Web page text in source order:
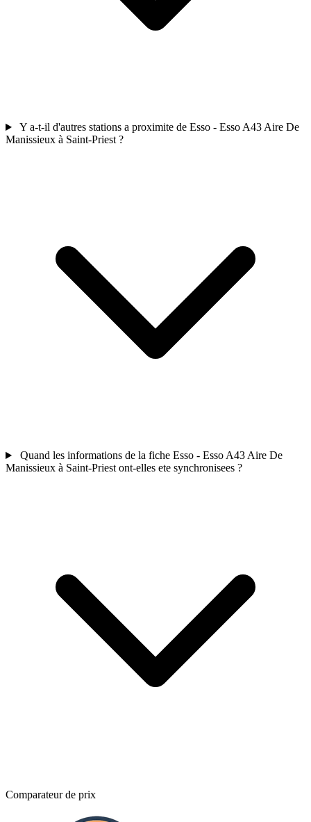
Y a-t-il d'autres stations a proximite de Esso - Esso A43 Aire De
Manissieux à Saint-Priest ?
Quand les informations de la fiche Esso - Esso A43 Aire De
Manissieux à Saint-Priest ont-elles ete synchronisees ?
Comparateur de prix